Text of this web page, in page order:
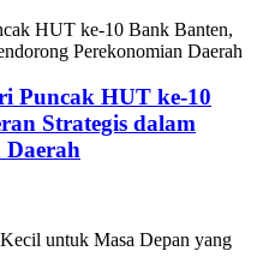
Puncak HUT ke-10
Strategis dalam
Daerah